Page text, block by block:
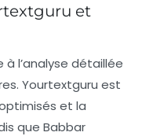
et
l’analyse détaillée
Yourtextguru est
et la
que Babbar